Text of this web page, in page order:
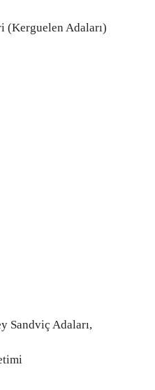
(Kerguelen Adaları)
Sandviç Adaları,